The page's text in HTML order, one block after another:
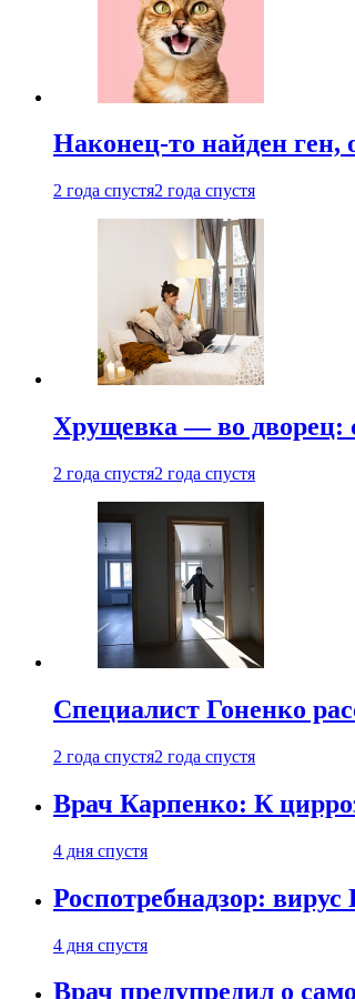
Наконец-то найден
2 года спустя2 года спустя
Хрущевка — во дворец:
2 года спустя2 года спустя
Специалист Гоненко
2 года спустя2 года спустя
Врач Карпенко: К
4 дня спустя
Роспотребнадзор:
4 дня спустя
Врач предупредил о